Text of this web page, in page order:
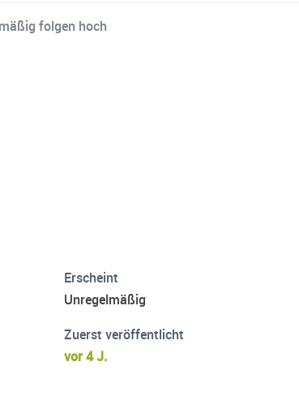
folgen hoch
Erscheint
Unregelmäßig
Zuerst veröffentlicht
vor 4 J.